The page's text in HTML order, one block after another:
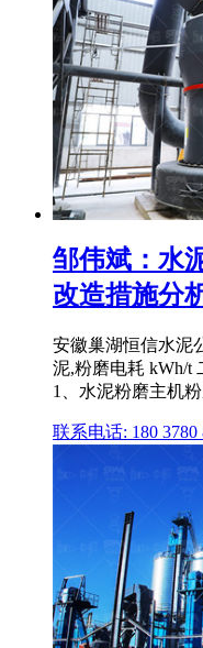
邹伟斌：水
改造措施分
安徽巢湖恒信水泥
泥,粉磨电耗 kWh/t
1、水泥粉磨主机
联系电话: 180 3780